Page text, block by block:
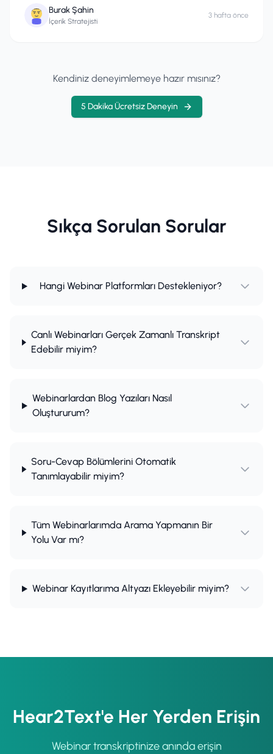
Burak Şahin
İçerik Stratejisti
3 hafta önce
Kendiniz deneyimlemeye hazır mısınız?
5 Dakika Ücretsiz Deneyin
Sıkça Sorulan Sorular
Hangi Webinar Platformları Destekleniyor?
Canlı Webinarları Gerçek Zamanlı Transkript
Edebilir miyim?
Webinarlardan Blog Yazıları Nasıl
Oluştururum?
Soru-Cevap Bölümlerini Otomatik
Tanımlayabilir miyim?
Tüm Webinarlarımda Arama Yapmanın Bir
Yolu Var mı?
Webinar Kayıtlarıma Altyazı Ekleyebilir miyim?
Hear2Text'e Her Yerden Erişin
Webinar transkriptinize anında erişin